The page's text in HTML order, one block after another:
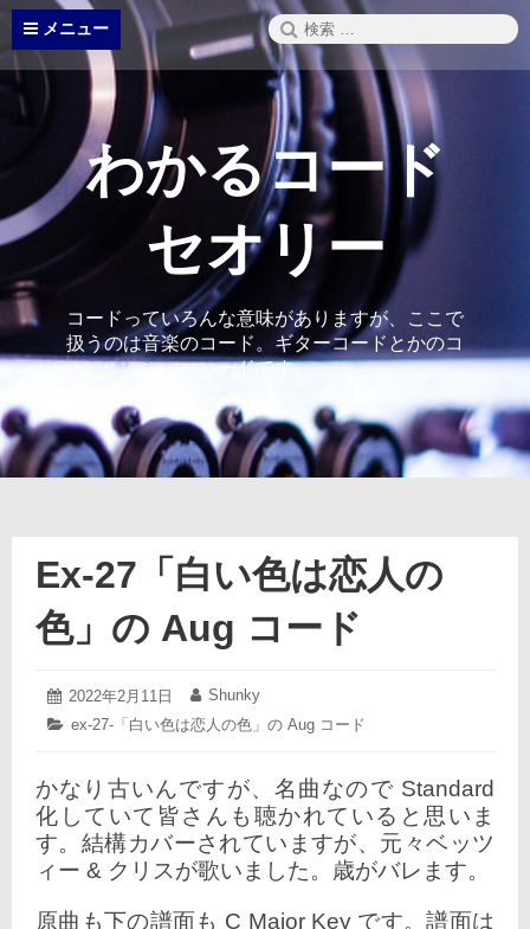
コ
テ
ン
ッ
プ
メニュー
検
索:
わかるコード
セオリー
コードっていろんな意味がありますが、ここで
扱うのは音楽のコード。ギターコードとかのコ
ードです。
Ex-27「白い色は恋人の
色」の Aug コード
投
稿
2022年2月11日
2022
2
日
投
稿
Shunky
カ
リ
ー:
ex-27-「白い色は恋人の色」の Aug コード
かなり古いんですが、 名曲なので Standard
化していて皆さんも聴かれていると思いま
す。結構カバーされていますが、元々ベッツ
ィー & クリスが歌いました。歳がバレます。
原曲も下の譜面も C Major Key です。譜面は